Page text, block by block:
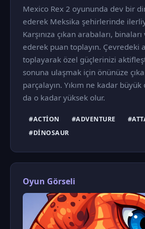
Mexico Rex 2 oyununda dev bir
ederek Meksika şehirlerinde
Karşınıza çıkan arabaları,
ederek puan toplayın. Çevredeki
toplayarak özel güçlerinizi
sonuna ulaşmak için önünüze
parçalayın. Yıkım ne kadar
da o kadar yüksek olur.
#ACTION #ADVENTURE
#DINOSAUR
Oyun Görseli